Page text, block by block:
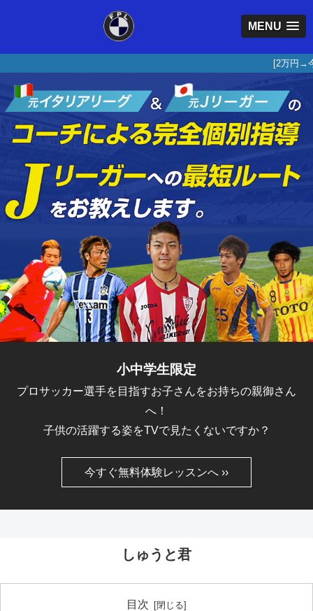
MENU
[2万円→今だ
小中学生限定
プロサッカー選手を目指すお子さんをお持ちの親御さん
へ！
子供の活躍する姿をTVで見たくないですか？
今すぐ無料体験レッスンへ ››
しゅうと君
目次